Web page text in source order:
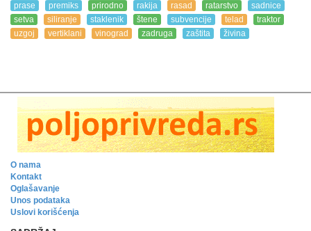
prase
premiks prirodno rakija rasad ratarstvo
sadnice
setva
siliranje staklenik štene subvencije telad
traktor
uzgoj
vertiklani vinograd zadruga zaštita živina
O nama
Kontakt
Oglašavanje
Unos podataka
Uslovi korišćenja